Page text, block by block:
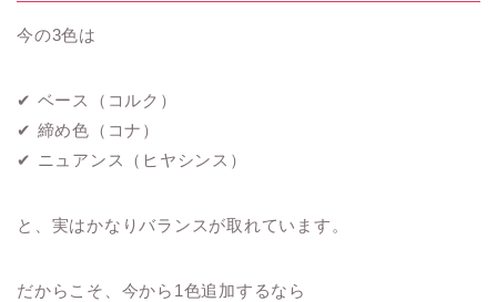
今の3色は
✔ ベース（コルク）
✔ 締め色（コナ）
✔ ニュアンス（ヒヤシンス）
と、実はかなりバランスが取れています。
だからこそ、今から1色追加するなら